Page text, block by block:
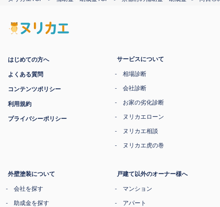
はじめての方へ
よくある質問
コンテンツポリシー
利用規約
プライバシーポリシー
サービスについて
相場診断
会社診断
お家の劣化診断
ヌリカエローン
ヌリカエ相談
ヌリカエ虎の巻
外壁塗装について
会社を探す
助成金を探す
戸建て以外のオーナー様へ
マンション
アパート